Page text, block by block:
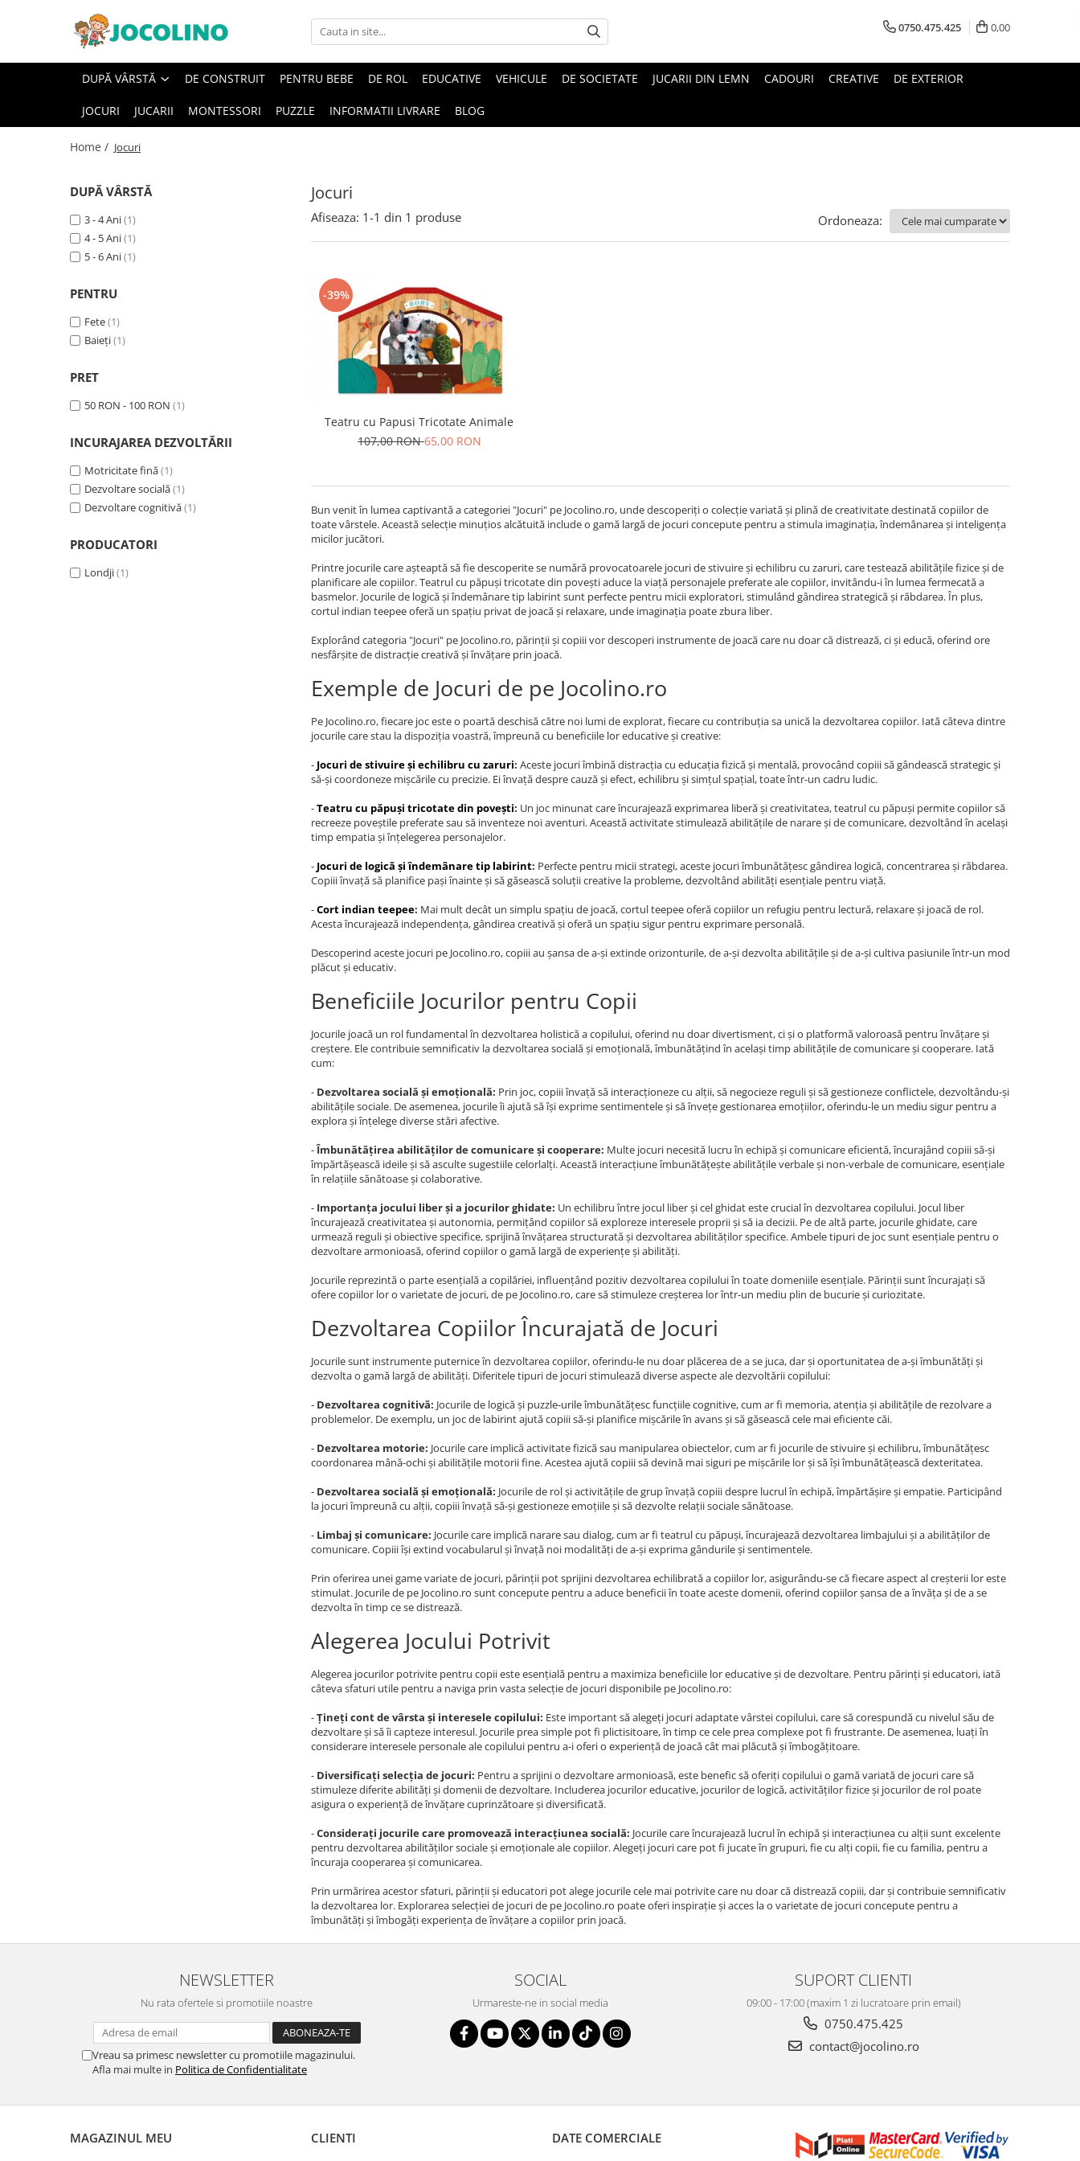
După Vârstă
0750.475.425 0,00
DUPĂ VÂRSTĂ DE CONSTRUIT PENTRU BEBE DE ROL EDUCATIVE VEHICULE DE SOCIETATE JUCARII DIN LEMN CADOURI CREATIVE DE EXTERIOR
JOCURI JUCARII MONTESSORI PUZZLE INFORMATII LIVRARE BLOG
Home / Jocuri
Jocuri
DUPĂ VÂRSTĂ
3 - 4 Ani(1)
4 - 5 Ani(1)
5 - 6 Ani(1)
PENTRU
Fete(1)
Baieți(1)
PRET
50 RON - 100 RON (1)
INCURAJAREA DEZVOLTĂRII
Motricitate fină(1)
Dezvoltare socială(1)
Dezvoltare cognitivă(1)
PRODUCATORI
Londji(1)
Afiseaza: 1-1 din 1 produse Ordoneaza:
-39%
Teatru cu Papusi Tricotate Animale
107,00 RON65,00 RON
Bun venit în lumea captivantă a categoriei "Jocuri" pe Jocolino.ro, unde descoperiți o colecție variată și plină de creativitate destinată copiilor de
toate vârstele. Această selecție minuțios alcătuită include o gamă largă de jocuri concepute pentru a stimula imaginația, îndemânarea și inteligența
micilor jucători.
Printre jocurile care așteaptă să fie descoperite se numără provocatoarele jocuri de stivuire și echilibru cu zaruri, care testează abilitățile fizice și de
planificare ale copiilor. Teatrul cu păpuși tricotate din povești aduce la viață personajele preferate ale copiilor, invitându-i în lumea fermecată a
basmelor. Jocurile de logică și îndemânare tip labirint sunt perfecte pentru micii exploratori, stimulând gândirea strategică și răbdarea. În plus,
cortul indian teepee oferă un spațiu privat de joacă și relaxare, unde imaginația poate zbura liber.
Explorând categoria "Jocuri" pe Jocolino.ro, părinții și copiii vor descoperi instrumente de joacă care nu doar că distrează, ci și educă, oferind ore
nesfârșite de distracție creativă și învățare prin joacă.
Exemple de Jocuri de pe Jocolino.ro
Pe Jocolino.ro, fiecare joc este o poartă deschisă către noi lumi de explorat, fiecare cu contribuția sa unică la dezvoltarea copiilor. Iată câteva dintre
jocurile care stau la dispoziția voastră, împreună cu beneficiile lor educative și creative:
- Jocuri de stivuire și echilibru cu zaruri: Aceste jocuri îmbină distracția cu educația fizică și mentală, provocând copiii să gândească strategic și
să-și coordoneze mișcările cu precizie. Ei învață despre cauză și efect, echilibru și simțul spațial, toate într-un cadru ludic.
-Teatru cu păpuși tricotate din povești: Un joc minunat care încurajează exprimarea liberă și creativitatea, teatrul cu păpuși permite copiilor să
recreeze poveștile preferate sau să inventeze noi aventuri. Această activitate stimulează abilitățile de narare și de comunicare, dezvoltând în același
timp empatia și înțelegerea personajelor.
- Jocuri de logică și îndemânare tip labirint: Perfecte pentru micii strategi, aceste jocuri îmbunătățesc gândirea logică, concentrarea și răbdarea.
Copiii învață să planifice pași înainte și să găsească soluții creative la probleme, dezvoltând abilități esențiale pentru viață.
-Cort indian teepee: Mai mult decât un simplu spațiu de joacă, cortul teepee oferă copiilor un refugiu pentru lectură, relaxare și joacă de rol.
Acesta încurajează independența, gândirea creativă și oferă un spațiu sigur pentru exprimare personală.
Descoperind aceste jocuri pe Jocolino.ro, copiii au șansa de a-și extinde orizonturile, de a-și dezvolta abilitățile și de a-și cultiva pasiunile într-un mod
plăcut și educativ.
Beneficiile Jocurilor pentru Copii
Jocurile joacă un rol fundamental în dezvoltarea holistică a copilului, oferind nu doar divertisment, ci și o platformă valoroasă pentru învățare și
creștere. Ele contribuie semnificativ la dezvoltarea socială și emoțională, îmbunătățind în același timp abilitățile de comunicare și cooperare. Iată
cum:
- Dezvoltarea socială și emoțională: Prin joc, copiii învață să interacționeze cu alții, să negocieze reguli și să gestioneze conflictele, dezvoltându-și
abilitățile sociale. De asemenea, jocurile îi ajută să își exprime sentimentele și să învețe gestionarea emoțiilor, oferindu-le un mediu sigur pentru a
explora și înțelege diverse stări afective.
-Îmbunătățirea abilităților de comunicare și cooperare: Multe jocuri necesită lucru în echipă și comunicare eficientă, încurajând copiii să-și
împărtășească ideile și să asculte sugestiile celorlalți. Această interacțiune îmbunătățește abilitățile verbale și non-verbale de comunicare, esențiale
în relațiile sănătoase și colaborative.
- Importanța jocului liber și a jocurilor ghidate: Un echilibru între jocul liber și cel ghidat este crucial în dezvoltarea copilului. Jocul liber
încurajează creativitatea și autonomia, permițând copiilor să exploreze interesele proprii și să ia decizii. Pe de altă parte, jocurile ghidate, care
urmează reguli și obiective specifice, sprijină învățarea structurată și dezvoltarea abilităților specifice. Ambele tipuri de joc sunt esențiale pentru o
dezvoltare armonioasă, oferind copiilor o gamă largă de experiențe și abilități.
Jocurile reprezintă o parte esențială a copilăriei, influențând pozitiv dezvoltarea copilului în toate domeniile esențiale. Părinții sunt încurajați să
ofere copiilor lor o varietate de jocuri, de pe Jocolino.ro, care să stimuleze creșterea lor într-un mediu plin de bucurie și curiozitate.
Dezvoltarea Copiilor Încurajată de Jocuri
Jocurile sunt instrumente puternice în dezvoltarea copiilor, oferindu-le nu doar plăcerea de a se juca, dar și oportunitatea de a-și îmbunătăți și
dezvolta o gamă largă de abilități. Diferitele tipuri de jocuri stimulează diverse aspecte ale dezvoltării copilului:
- Dezvoltarea cognitivă: Jocurile de logică și puzzle-urile îmbunătățesc funcțiile cognitive, cum ar fi memoria, atenția și abilitățile de rezolvare a
problemelor. De exemplu, un joc de labirint ajută copiii să-și planifice mișcările în avans și să găsească cele mai eficiente căi.
- Dezvoltarea motorie: Jocurile care implică activitate fizică sau manipularea obiectelor, cum ar fi jocurile de stivuire și echilibru, îmbunătățesc
coordonarea mână-ochi și abilitățile motorii fine. Acestea ajută copiii să devină mai siguri pe mișcările lor și să își îmbunătățească dexteritatea.
- Dezvoltarea socială și emoțională: Jocurile de rol și activitățile de grup învață copiii despre lucrul în echipă, împărtășire și empatie. Participând
la jocuri împreună cu alții, copiii învață să-și gestioneze emoțiile și să dezvolte relații sociale sănătoase.
- Limbaj și comunicare: Jocurile care implică narare sau dialog, cum ar fi teatrul cu păpuși, încurajează dezvoltarea limbajului și a abilităților de
comunicare. Copiii își extind vocabularul și învață noi modalități de a-și exprima gândurile și sentimentele.
Prin oferirea unei game variate de jocuri, părinții pot sprijini dezvoltarea echilibrată a copiilor lor, asigurându-se că fiecare aspect al creșterii lor este
stimulat. Jocurile de pe Jocolino.ro sunt concepute pentru a aduce beneficii în toate aceste domenii, oferind copiilor șansa de a învăța și de a se
dezvolta în timp ce se distrează.
Alegerea Jocului Potrivit
Alegerea jocurilor potrivite pentru copii este esențială pentru a maximiza beneficiile lor educative și de dezvoltare. Pentru părinți și educatori, iată
câteva sfaturi utile pentru a naviga prin vasta selecție de jocuri disponibile pe Jocolino.ro:
-Țineți cont de vârsta și interesele copilului: Este important să alegeți jocuri adaptate vârstei copilului, care să corespundă cu nivelul său de
dezvoltare și să îi capteze interesul. Jocurile prea simple pot fi plictisitoare, în timp ce cele prea complexe pot fi frustrante. De asemenea, luați în
considerare interesele personale ale copilului pentru a-i oferi o experiență de joacă cât mai plăcută și îmbogățitoare.
- Diversificați selecția de jocuri: Pentru a sprijini o dezvoltare armonioasă, este benefic să oferiți copilului o gamă variată de jocuri care să
stimuleze diferite abilități și domenii de dezvoltare. Includerea jocurilor educative, jocurilor de logică, activităților fizice și jocurilor de rol poate
asigura o experiență de învățare cuprinzătoare și diversificată.
-Considerați jocurile care promovează interacțiunea socială: Jocurile care încurajează lucrul în echipă și interacțiunea cu alții sunt excelente
pentru dezvoltarea abilităților sociale și emoționale ale copiilor. Alegeți jocuri care pot fi jucate în grupuri, fie cu alți copii, fie cu familia, pentru a
încuraja cooperarea și comunicarea.
Prin urmărirea acestor sfaturi, părinții și educatori pot alege jocurile cele mai potrivite care nu doar că distrează copiii, dar și contribuie semnificativ
la dezvoltarea lor. Explorarea selecției de jocuri de pe Jocolino.ro poate oferi inspirație și acces la o varietate de jocuri concepute pentru a
îmbunătăți și îmbogăți experiența de învățare a copiilor prin joacă.
NEWSLETTER
Nu rata ofertele si promotiile noastre
Vreau sa primesc newsletter cu promotiile magazinului.
Afla mai multe in Politica de Confidentialitate
SOCIAL
Urmareste-ne in social media
SUPORT CLIENTI
09:00 - 17:00 (maxim 1 zi lucratoare prin email)
0750.475.425
contact@jocolino.ro
MAGAZINUL MEU CLIENTI DATE COMERCIALE